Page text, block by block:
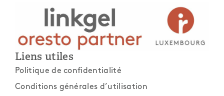
Liens utiles
Politique de confidentialité
Conditions générales d’utilisation